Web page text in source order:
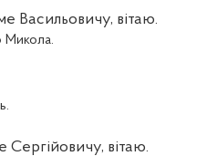
Васильовичу, вітаю.
Микола.
вітаю.